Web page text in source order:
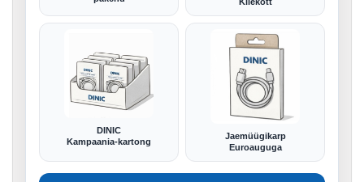
DINIC
Kampaania-kartong
Jaemüügikarp
Euroauguga